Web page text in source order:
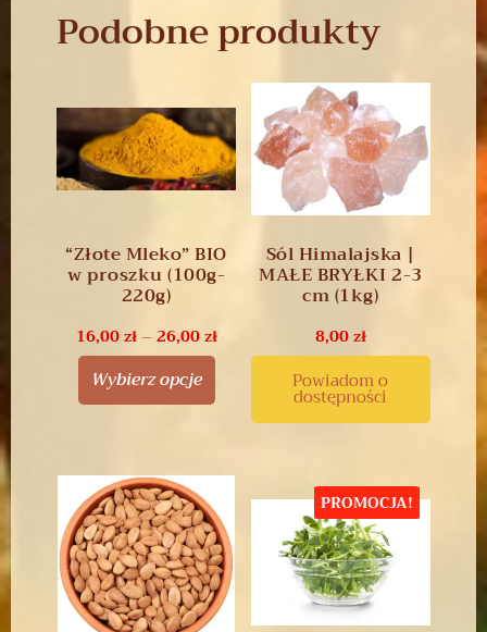
Podobne produkty
“Złote Mleko” BIO
w proszku (100g-
220g)
16,00zł–26,00zł
Wybierz opcje
Sól Himalajska |
MAŁE BRYŁKI 2-3
cm (1kg)
8,00zł
Powiadom o
dostępności
PROMOCJA!